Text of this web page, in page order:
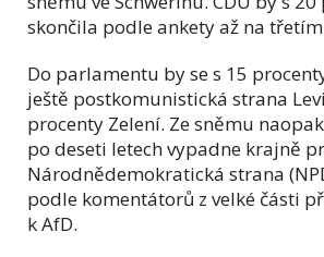
skončila podle ankety až na
Do parlamentu by se s 15
ještě postkomunistická strana
procenty Zelení. Ze sněmu
po deseti letech vypadne krajně
Národnědemokratická strana
podle komentátorů z velké části
k AfD.